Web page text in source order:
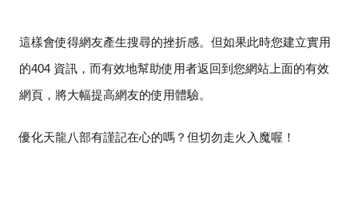
這樣會使得網友產生搜尋的挫折感。但如果此時您建立實用
的404 資訊，而有效地幫助使用者返回到您網站上面的有效
網頁，將大幅提高網友的使用體驗。
優化天龍八部有謹記在心的嗎？但切勿走火入魔喔！